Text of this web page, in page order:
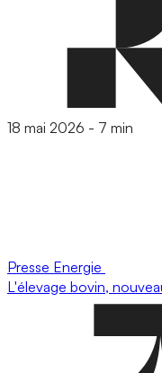
18 mai 2026 - 7 min
Presse Energie
L'élevage bovin,